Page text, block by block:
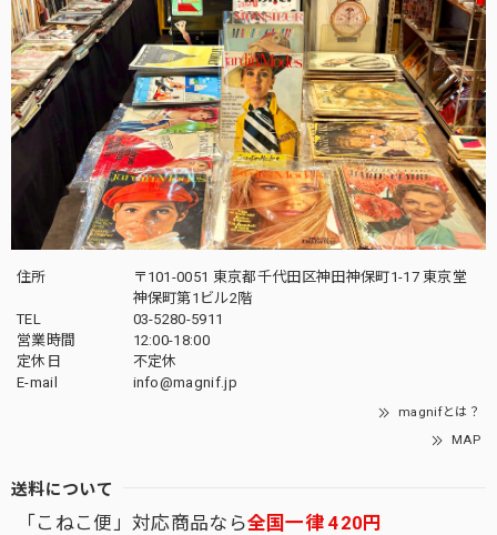
住所
〒101-0051 東京都千代田区神田神保町1-17 東京堂
神保町第1ビル2階
TEL
03-5280-5911
営業時間
12:00-18:00
定休日
不定休
E-mail
info@magnif.jp
magnifとは？
MAP
送料について
「こねこ便」対応商品なら全国一律 420円